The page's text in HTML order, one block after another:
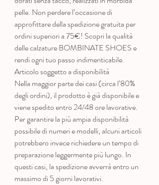
pelle. Non perdere l’occasione di
approfittare della spedizione gratuita per
ordini superiori a 75€! Scopri la qualità
delle calzature BOMBINATE SHOES e
rendi ogni tuo passo indimenticabile.
Articolo soggetto a disponibilità
Nella maggior parte dei casi (circa l’80%
degli ordini), il prodotto è già disponibile e
viene spedito entro 24/48 ore lavorative.
Per garantire la più ampia disponibilità
possibile di numeri e modelli, alcuni articoli
potrebbero invece richiedere un tempo di
preparazione leggermente più lungo. In
questi casi, la spedizione avverrà entro un
massimo di 5 giorni lavorativi.